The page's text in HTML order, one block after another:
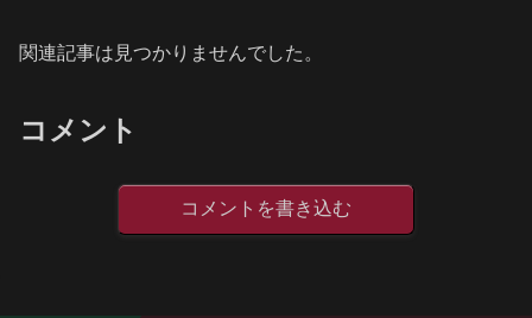
関連記事は見つかりませんでした。
コメント
コメントを書き込む